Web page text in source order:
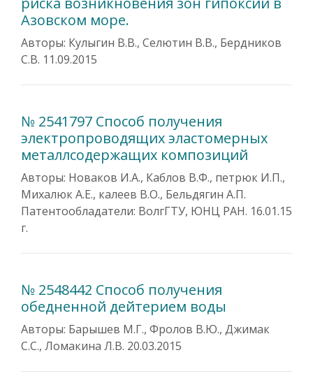
Азовском море.
Авторы: Кулыгин В.В., Селютин В.В., Бердников
С.В. 11.09.2015
№ 2541797 Способ получения
электропроводящих эластомерных
металлсодержащих композиций
Авторы: Новаков И.А., Каблов В.Ф., петрюк И.П.,
Михалюк А.Е., калеев В.О., Бельдягин А.П.
Патентообладатели: ВолгГТУ, ЮНЦ РАН. 16.01.15
г.
№ 2548442 Способ получения
обедненной дейтерием воды
Авторы: Барышев М.Г., Фролов В.Ю., Джимак
С.С., Ломакина Л.В. 20.03.2015